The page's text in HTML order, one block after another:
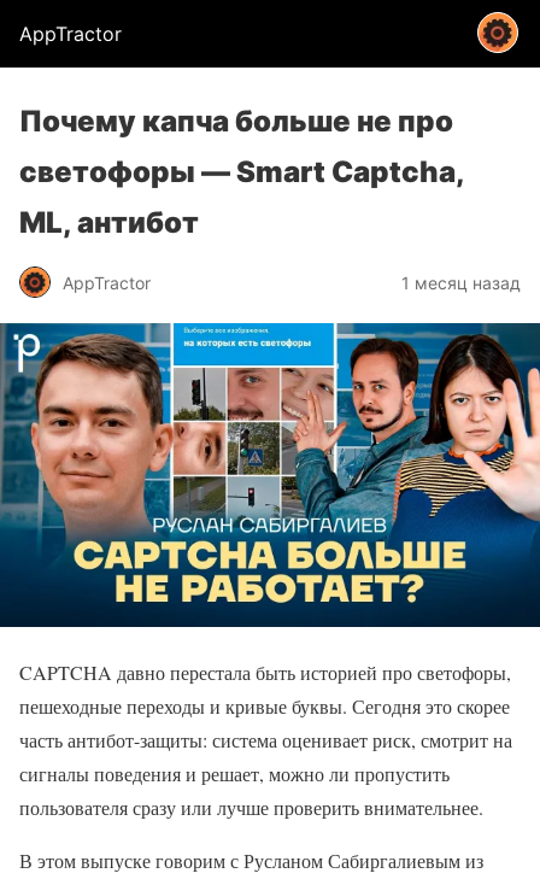
AppTractor
Почему капча больше не про
светофоры — Smart Captcha,
ML, антибот
AppTractor 1 месяц назад
CAPTCHA давно перестала быть историей про светофоры,
пешеходные переходы и кривые буквы. Сегодня это скорее
часть антибот-защиты: система оценивает риск, смотрит на
сигналы поведения и решает, можно ли пропустить
пользователя сразу или лучше проверить внимательнее.
В этом выпуске говорим с Русланом Сабиргалиевым из